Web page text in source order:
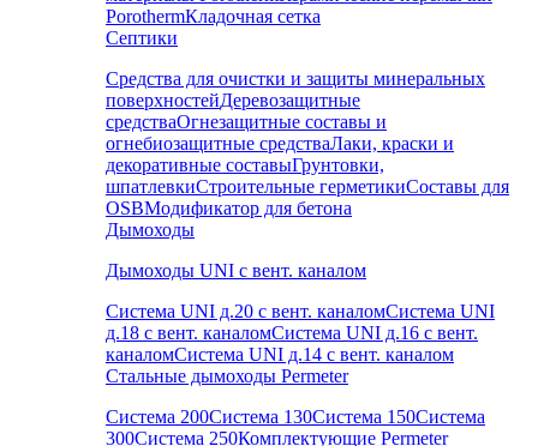
PorothermКладочная сетка
Септики
Средства для очистки и защиты минеральных
поверхностейДеревозащитные
средстваОгнезащитные составы и
огнебиозащитные средстваЛаки, краски и
декоративные составыГрунтовки,
шпатлевкиСтроительные герметикиСоставы для
OSBМодификатор для бетона
Дымоходы
Дымоходы UNI с вент. каналом
Система UNI д.20 с вент. каналомСистема UNI
д.18 с вент. каналомСистема UNI д.16 с вент.
каналомСистема UNI д.14 с вент. каналом
Стальные дымоходы Permeter
Система 200Система 130Система 150Система
300Система 250Комплектующие Permeter